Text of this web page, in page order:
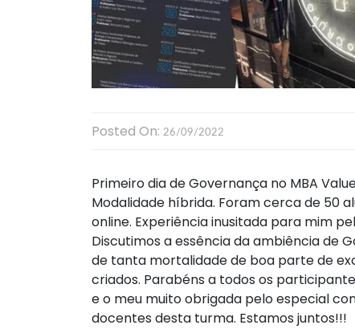
Posted On: 26/09/2022
Primeiro dia de Governança no MBA
Modalidade híbrida. Foram cerca de 50
online. Experiência inusitada para mim
Discutimos a essência da ambiência de
de tanta mortalidade de boa parte de
criados. Parabéns a todos os
e o meu muito obrigada pelo especial
docentes desta turma. Estamos juntos!!!